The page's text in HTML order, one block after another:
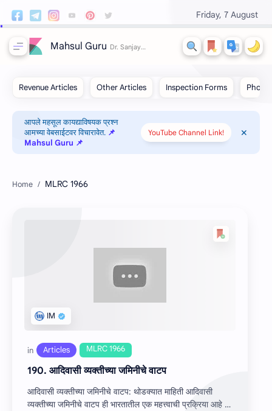
Friday, 7 August
Mahsul Guru
आपले महसूल कायद्याविषयक प्रश्न
आमच्या वेबसाईटवर विचारावेत. 📌
Mahsul Guru 📌
YouTube Channel Link!
MLRC 1966
190. आदिवासी व्यक्तीच्या जमिनीचे वाटप
आदिवासी व्यक्तीच्या जमिनीचे वाटप: थोडक्यात माहिती आदिवासी
व्यक्तीच्या जमिनीचे वाटप ही भारतातील एक महत्त्वाची प्रक्रिया आहे जी